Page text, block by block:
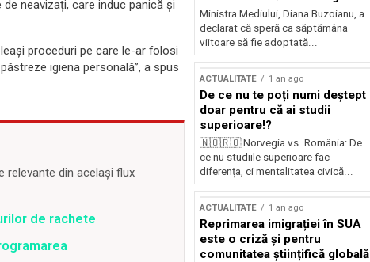
neavizați, care induc panică și
proceduri pe care le-ar folosi
igiena personală”, a spus
relevante din același flux
de rachete
Ministra Mediului, Diana Buzoianu, a
declarat că speră ca săptămâna
viitoare să fie adoptată...
ACTUALITATE 1 an ago
De ce nu te poți numi deștept
doar pentru că ai studii
superioare!?
🇳🇴🇷🇴 Norvegia vs. România: De
ce nu studiile superioare fac
diferența, ci mentalitatea civică...
ACTUALITATE 1 an ago
Reprimarea imigrației în SUA
este o criză și pentru
comunitatea științifică globală